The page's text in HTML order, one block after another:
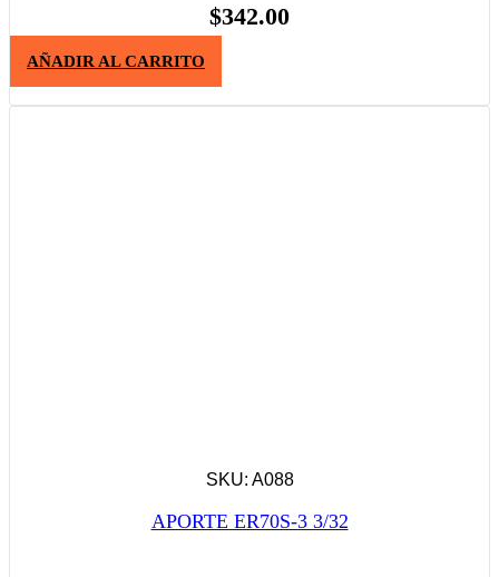
$342.00
AÑADIR AL CARRITO
SKU: A088
APORTE ER70S-3 3/32